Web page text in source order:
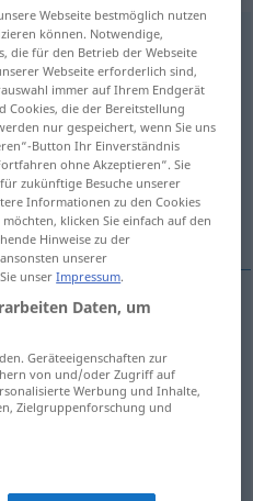
anklicken/antippen)
Webseite bestmöglich nutzen
können. Notwendige,
die für den Betrieb der Webseite
Webseite erforderlich sind,
immer auf Ihrem Endgerät
Cookies, die der Bereitstellung
nur gespeichert, wenn Sie uns
Button Ihr Einverständnis
ohne Akzeptieren“. Sie
zukünftige Besuche unserer
Informationen zu den Cookies
klicken Sie einfach auf den
Hinweise zu der
unserer
unserImpressum.
Daten, um
Geräteeigenschaften zur
von und/oder Zugriff auf
Werbung und Inhalte,
Zielgruppenforschung und